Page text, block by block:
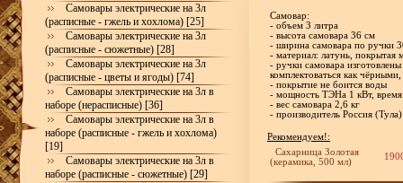
Самовары электрические на 3л
(расписные - гжель и хохлома) [25]
Самовары электрические на 3л
(расписные - сюжетные) [28]
Самовары электрические на 3л
(расписные - цветы и ягоды) [74]
Самовары электрические на 3л в
наборе (нерасписные) [36]
Самовары электрические на 3л в
наборе (расписные - гжель и хохлома)
[19]
Самовары электрические на 3л в
наборе (расписные - сюжетные) [29]
Самовар:
- объем 3 литра
- высота самовара 36 см
- ширина самовара по ручки
- материал: латунь, покрытая
- ручки самовара
комплектоваться как
- покрытие не боится воды
- мощность ТЭНа 1 кВт,
- вес самовара 2,6 кг
- производитель Россия (Тула)
Рекомендуем!:
Сахарница Золотая
(керамика, 500 мл)